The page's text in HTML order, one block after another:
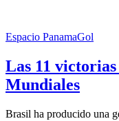
Espacio PanamaGol
Las 11
Mundiales
Brasil ha producido una